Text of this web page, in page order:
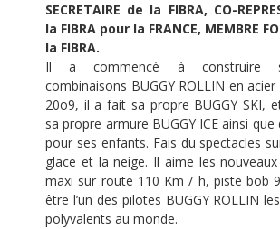
SECRETAIRE de la FIBRA, CO-
la FIBRA pour la FRANCE, MEMBRE
la FIBRA.
Il a commencé à construire
combinaisons BUGGY ROLLIN en
20o9, il a fait sa propre BUGGY SKI,
sa propre armure BUGGY ICE ainsi
pour ses enfants. Fais du spectacles
glace et la neige. Il aime les
maxi sur route 110 Km / h, piste bob
être l’un des pilotes BUGGY ROLLIN
polyvalents au monde.